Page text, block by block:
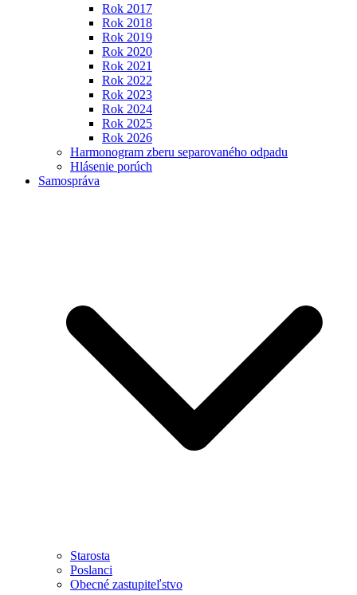
Rok 2017
Rok 2018
Rok 2019
Rok 2020
Rok 2021
Rok 2022
Rok 2023
Rok 2024
Rok 2025
Rok 2026
Harmonogram zberu separovaného odpadu
Hlásenie porúch
Samospráva
Starosta
Poslanci
Obecné zastupiteľstvo